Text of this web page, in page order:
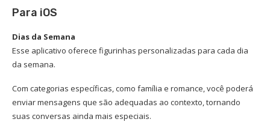
Para iOS
Dias da Semana
Esse aplicativo oferece figurinhas personalizadas para cada dia
da semana.
Com categorias específicas, como família e romance, você poderá
enviar mensagens que são adequadas ao contexto, tornando
suas conversas ainda mais especiais.